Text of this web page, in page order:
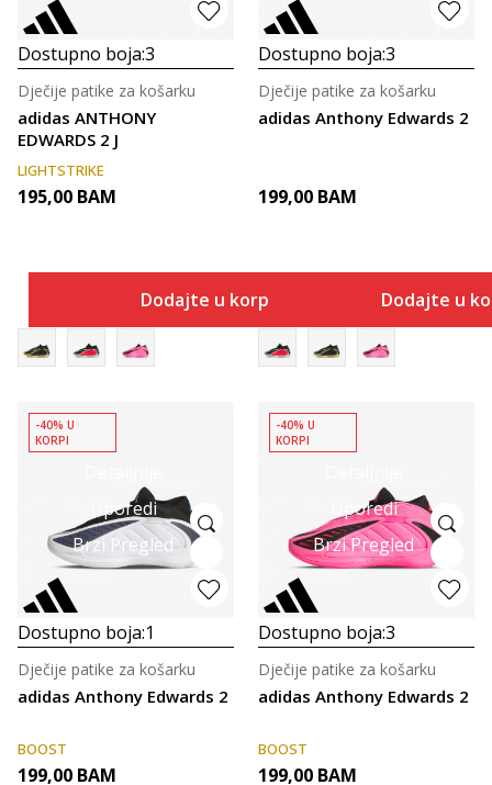
Dostupno boja:3
adidas ANTHONY
EDWARDS 2 J
Dječije patike za košarku
LIGHTSTRIKE
195,00 BAM
Dodajte u korpu
Dostupno boja:3
adidas Anthony Edwards 2
Dječije patike za košarku
199,00 BAM
Dodajte u
Uporedi
Brzi Pregled
-40% U
KORPI
Dostupno boja:1
adidas Anthony Edwards 2
Dječije patike za košarku
BOOST
199,00 BAM
Uporedi
Brzi Pregled
-40% U
KORPI
Dostupno boja:3
adidas Anthony Edwards 2
Dječije patike za košarku
BOOST
199,00 BAM